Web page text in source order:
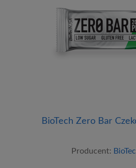
BioTech Zero Bar
Producent: